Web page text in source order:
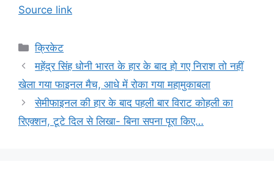
Source link
Categories
क्रिकेट
महेंद्र सिंह धोनी भारत के हार के बाद हो गए निराश तो नहीं
खेला गया फाइनल मैच, आधे में रोका गया महामुकाबला
सेमीफाइनल की हार के बाद पहली बार विराट कोहली का
रिएक्शन, टूटे दिल से लिखा- बिना सपना पूरा किए…